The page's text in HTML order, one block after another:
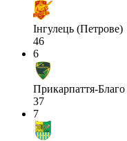
Інгулець (Петрове)
46
6
Прикарпаття-
37
7